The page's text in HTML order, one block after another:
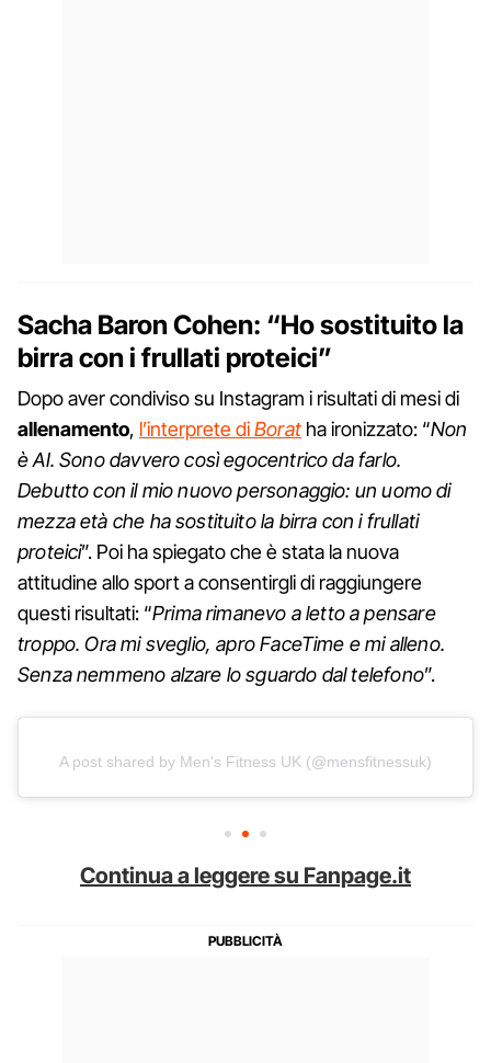
Sacha Baron Cohen: “Ho sostituito la
birra con i frullati proteici”
Dopo aver condiviso su Instagram i risultati di mesi di
allenamento, l’interprete diBoratha ironizzato: “Non
è AI. Sono davvero così egocentrico da farlo.
Debutto con il mio nuovo personaggio: un uomo di
mezza età che ha sostituito la birra con i frullati
proteici”. Poi ha spiegato che è stata la nuova
attitudine allo sport a consentirgli di raggiungere
questi risultati: “Prima rimanevo a letto a pensare
troppo. Ora mi sveglio, apro FaceTime e mi alleno.
Senza nemmeno alzare lo sguardo dal telefono”.
A post shared by Men's Fitness UK (@mensfitnessuk)
Continua a leggere su Fanpage.it